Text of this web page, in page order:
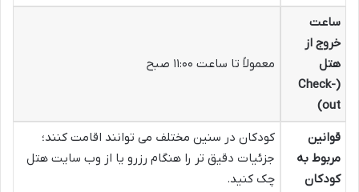
ساعت
خروج از
هتل
(Check-
out)
معمولاً تا ساعت ۱۱:۰۰ صبح
قوانین
مربوط به
کودکان
کودکان در سنین مختلف می توانند اقامت کنند؛
جزئیات دقیق تر را هنگام رزرو یا از وب سایت هتل
چک کنید.